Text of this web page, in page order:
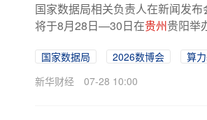
国家数据局相关负责人在新闻发
将于8月28日—30日在贵州贵阳举
国家数据局 2026数博会
算
新华财经
07-28 10:00